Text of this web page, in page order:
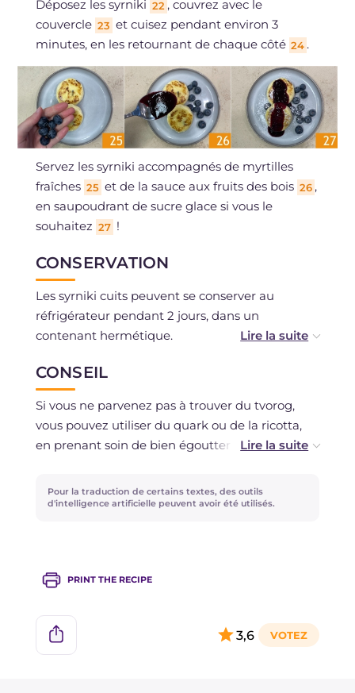
Déposez les syrniki 22 , couvrez avec le
couvercle 23 et cuisez pendant environ 3
minutes, en les retournant de chaque côté 24 .
Servez les syrniki accompagnés de myrtilles
fraîches 25 et de la sauce aux fruits des bois 26 ,
en saupoudrant de sucre glace si vous le
souhaitez 27 !
CONSERVATION
Les syrniki cuits peuvent se conserver au
réfrigérateur pendant 2 jours, dans un
contenant hermétique.
Vous pouvez conserver les syrniki crus au
congélateur pendant 3-4 jours et les cuire
directement congelés.
CONSEIL
Si vous ne parvenez pas à trouver du tvorog,
vous pouvez utiliser du quark ou de la ricotta,
en prenant soin de bien égoutter l'excès de
Ajoutez la farine progressivement, en ajustant
Le passage au congélateur est nécessaire pour
pressé, vous pouvez l'omettre et les cuire
directement.
Pour la traduction de certains textes, des outils
d'intelligence artificielle peuvent avoir été utilisés.
PRINT THE RECIPE
3,6